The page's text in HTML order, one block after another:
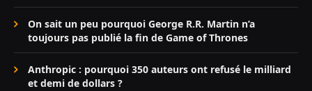
On sait un peu pourquoi George R.R. Martin n’a
toujours pas publié la fin de Game of Thrones
Anthropic : pourquoi 350 auteurs ont refusé le milliard
et demi de dollars ?